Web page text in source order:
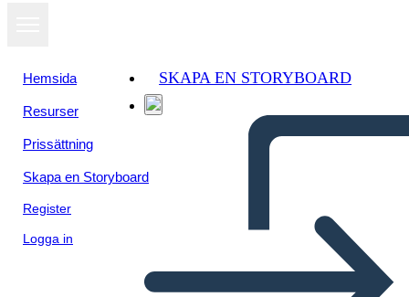
Hemsida
Resurser
Prissättning
Skapa en Storyboard
Register
Logga in
SKAPA EN STORYBOARD